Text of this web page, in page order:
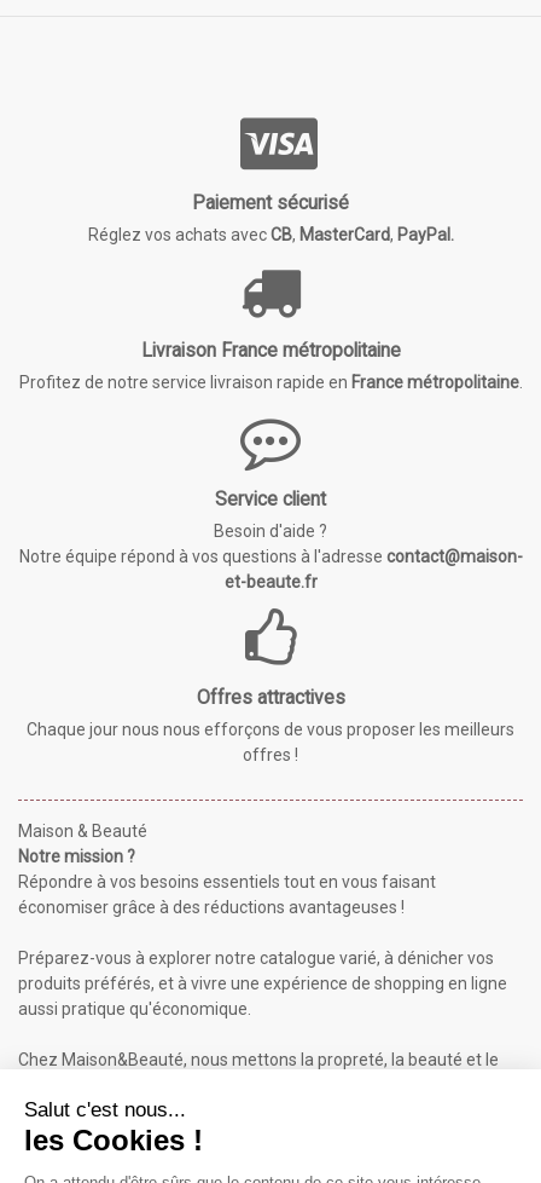
Paiement sécurisé
Réglez vos achats avecCB, MasterCard, PayPal.
Livraison France métropolitaine
Profitez de notre service livraison rapide en France métropolitaine.
Service client
Besoin d'aide ?
Notre équipe répond à vos questions à l'adresse contact@maison-
et-beaute.fr
Offres attractives
Chaque jour nous nous efforçons de vous proposer les meilleurs
offres !
Maison & Beauté
Notre mission ?
Répondre à vos besoins essentiels tout en vous faisant
économiser grâce à des réductions avantageuses !
Préparez-vous à explorer notre catalogue varié, à dénicher vos
produits préférés, et à vivre une expérience de shopping en ligne
aussi pratique qu'économique.
Chez Maison&Beauté, nous mettons la propreté, la beauté et le
Maison & Beauté : Informations
À propos de nous